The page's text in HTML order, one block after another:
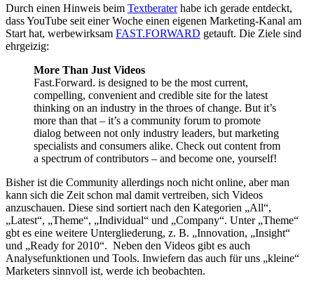
Durch einen Hinweis beim Textberaterhabe ich gerade entdeckt,
dass YouTube seit einer Woche einen eigenen Marketing-Kanal am
Start hat, werbewirksam FAST.FORWARD getauft. Die Ziele sind
ehrgeizig:
More Than Just Videos
Fast.Forward. is designed to be the most current,
compelling, convenient and credible site for the latest
thinking on an industry in the throes of change. But it’s
more than that – it’s a community forum to promote
dialog between not only industry leaders, but marketing
specialists and consumers alike. Check out content from
a spectrum of contributors – and become one, yourself!
Bisher ist die Community allerdings noch nicht online, aber man
kann sich die Zeit schon mal damit vertreiben, sich Videos
anzuschauen. Diese sind sortiert nach den Kategorien „All“,
„Latest“, „Theme“, „Individual“ und „Company“. Unter „Theme“
gbt es eine weitere Untergliederung, z. B. „Innovation, „Insight“
und „Ready for 2010“. Neben den Videos gibt es auch
Analysefunktionen und Tools. Inwiefern das auch für uns „kleine“
Marketers sinnvoll ist, werde ich beobachten.